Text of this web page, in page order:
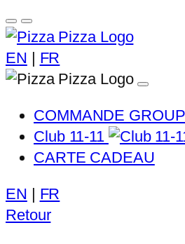
EN | FR
COMMANDE
Club 11-11
CARTE CADEAU
EN | FR
Retour